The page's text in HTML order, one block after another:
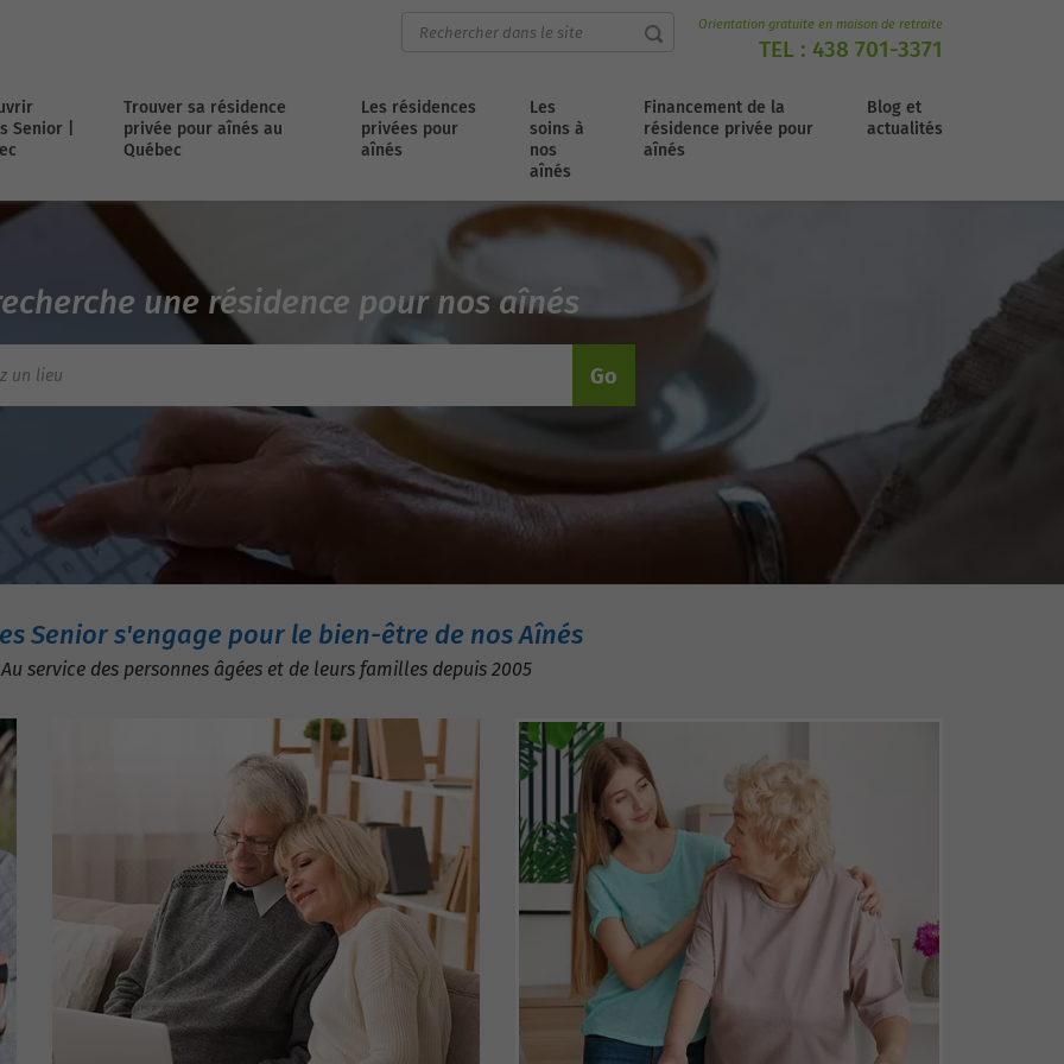
Orientation gratuite en maison de retraite
TEL : 438 701-3371
Senior |
Trouver sa résidence
privée pour aînés au
Québec
Les résidences
privées pour
aînés
Les
soins à
nos
aînés
Financement de la
résidence privée pour
aînés
Blog et
actualités
une résidence pour nos aînés
Go
Senior s'engage pour le bien-être de nos Aînés
Au service des personnes âgées et de leurs familles depuis 2005